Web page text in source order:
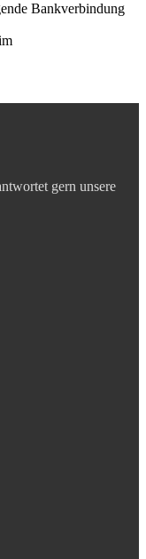
Bankverbindung
gern unsere